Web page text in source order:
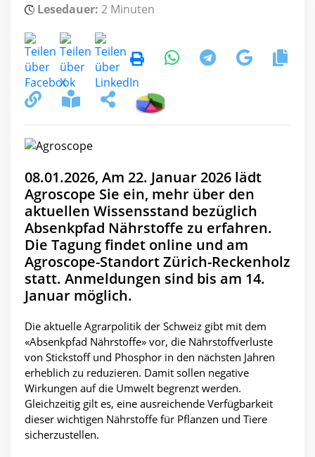
Lesedauer: 2 Minuten
08.01.2026, Am 22. Januar 2026 lädt
Agroscope Sie ein, mehr über den
aktuellen Wissensstand bezüglich
Absenkpfad Nährstoffe zu erfahren.
Die Tagung findet online und am
Agroscope-Standort Zürich-Reckenholz
statt. Anmeldungen sind bis am 14.
Januar möglich.
Die aktuelle Agrarpolitik der Schweiz gibt mit dem
«Absenkpfad Nährstoffe» vor, die Nährstoffverluste
von Stickstoff und Phosphor in den nächsten Jahren
erheblich zu reduzieren. Damit sollen negative
Wirkungen auf die Umwelt begrenzt werden.
Gleichzeitig gilt es, eine ausreichende Verfügbarkeit
dieser wichtigen Nährstoffe für Pflanzen und Tiere
sicherzustellen.